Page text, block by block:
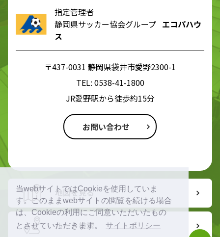
当webサイトではCookieを使用していま
す。このままwebサイトの閲覧を続ける場合
は、Cookieの利用にご同意いただいたもの
とさせていただきます。
サイトポリシー
指定管理者
静岡県サッカー協会グループ エコパハウ
ス
〒437-0031 静岡県袋井市愛野2300-1
TEL: 0538-41-1800
JR愛野駅から徒歩約15分
お問い合わせ
地図を見る
ルート検索